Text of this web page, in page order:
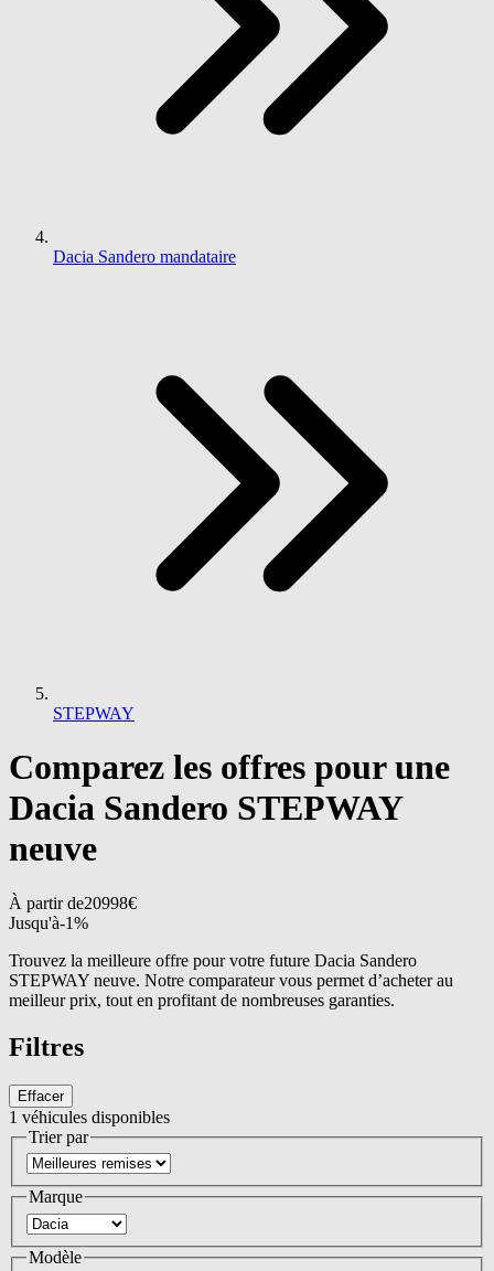
Dacia Sandero mandataire
STEPWAY
Comparez les offres pour une
Dacia Sandero STEPWAY
neuve
À partir de20998€
Jusqu'à-1%
Trouvez la meilleure offre pour votre future Dacia Sandero
STEPWAY neuve. Notre comparateur vous permet d’acheter au
meilleur prix, tout en profitant de nombreuses garanties.
Filtres
Effacer
1 véhicules disponibles
Trier par
Marque
Modèle